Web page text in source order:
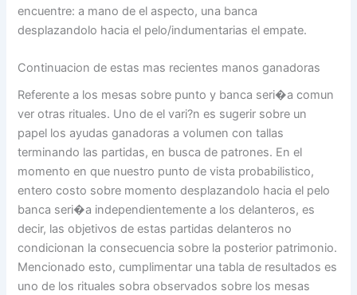
encuentre: a mano de el aspecto, una banca
desplazandolo hacia el pelo/indumentarias el empate.
Continuacion de estas mas recientes manos ganadoras
Referente a los mesas sobre punto y banca seri�a comun
ver otras rituales. Uno de el vari?n es sugerir sobre un
papel los ayudas ganadoras a volumen con tallas
terminando las partidas, en busca de patrones. En el
momento en que nuestro punto de vista probabilistico,
entero costo sobre momento desplazandolo hacia el pelo
banca seri�a independientemente a los delanteros, es
decir, las objetivos de estas partidas delanteros no
condicionan la consecuencia sobre la posterior patrimonio.
Mencionado esto, cumplimentar una tabla de resultados es
uno de los rituales sobra observados sobre los mesas